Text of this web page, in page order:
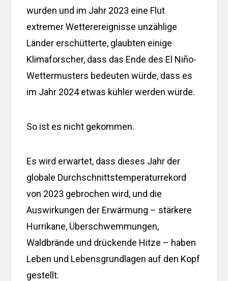
wurden und im Jahr 2023 eine Flut
extremer Wetterereignisse unzählige
Länder erschütterte, glaubten einige
Klimaforscher, dass das Ende des El Niño-
Wettermusters bedeuten würde, dass es
im Jahr 2024 etwas kühler werden würde.
So ist es nicht gekommen.
Es wird erwartet, dass dieses Jahr der
globale Durchschnittstemperaturrekord
von 2023 gebrochen wird, und die
Auswirkungen der Erwärmung – stärkere
Hurrikane, Überschwemmungen,
Waldbrände und drückende Hitze – haben
Leben und Lebensgrundlagen auf den Kopf
gestellt.